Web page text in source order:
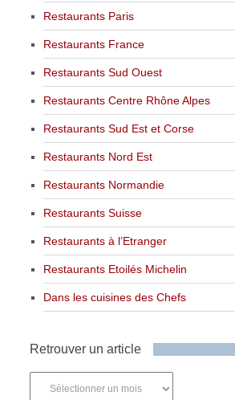
Restaurants Paris
Restaurants France
Restaurants Sud Ouest
Restaurants Centre Rhône Alpes
Restaurants Sud Est et Corse
Restaurants Nord Est
Restaurants Normandie
Restaurants Suisse
Restaurants à l’Etranger
Restaurants Etoilés Michelin
Dans les cuisines des Chefs
Retrouver un article